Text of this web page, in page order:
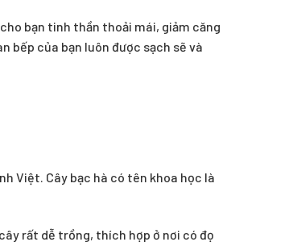
bạn tinh thần thoải mái, giảm căng
bếp của bạn luôn được sạch sẽ và
Việt. Cây bạc hà có tên khoa học là
rất dễ trồng, thích hợp ở nơi có đọ